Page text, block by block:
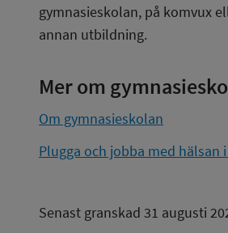
gymnasieskolan, på komvux
annan utbildning.
Mer om
Om gymnasieskolan
Plugga och jobba med hälsan
Senast granskad 31 augusti